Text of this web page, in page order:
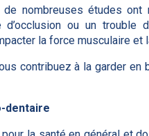
de nombreuses études ont
d’occlusion ou un trouble
la force musculaire et
contribuez à la garder
dentaire